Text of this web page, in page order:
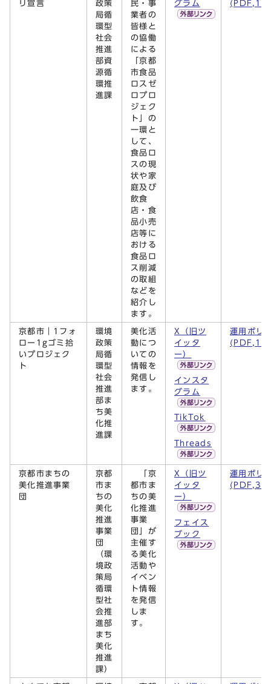
リ宣言
政策
局循
環型
社会
推進
部資
源循
環推
進課
民・事
業者の
皆様と
の協働
による
「京都
市食品
ロスゼ
ロプロ
ジェク
ト」の
一環と
して、
食品ロ
スの現
状や家
庭及び
飲食
店・食
品小売
店等に
おける
食品ロ
ス削減
の取組
などを
紹介し
ます。
グラム
京都市｜1フォ
ロー1gゴミ拾
いプロジェク
ト
環境
政策
局循
環型
社会
推進
部ま
ち美
化推
進課
美化活
動につ
いての
情報を
発信し
ます。
X（旧ツ
イッタ
ー）
インスタ
グラム
TikTok
Threads
運用ポリ
京都市まちの
美化推進事業
団
京都
市ま
ちの
美化
推進
事業
団
（環
境政
策局
循環
型社
会推
進部
まち
美化
推進
課）
「京
都市ま
ちの美
化推進
事業
団」が
主催す
る美化
活動や
イベン
ト情報
を発信
しま
す。
X（旧ツ
イッタ
ー）
フェイス
ブック
運用ポリ